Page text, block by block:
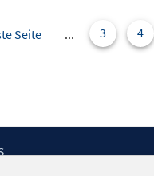
Seite ... 3 4